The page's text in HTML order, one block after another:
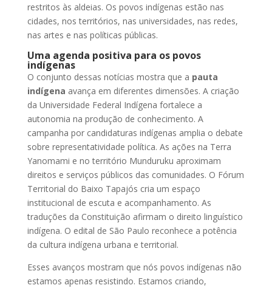
restritos às aldeias. Os povos indígenas estão nas
cidades, nos territórios, nas universidades, nas redes,
nas artes e nas políticas públicas.
Uma agenda positiva para os povos
indígenas
O conjunto dessas notícias mostra que a pauta
indígena avança em diferentes dimensões. A criação
da Universidade Federal Indígena fortalece a
autonomia na produção de conhecimento. A
campanha por candidaturas indígenas amplia o debate
sobre representatividade política. As ações na Terra
Yanomami e no território Munduruku aproximam
direitos e serviços públicos das comunidades. O Fórum
Territorial do Baixo Tapajós cria um espaço
institucional de escuta e acompanhamento. As
traduções da Constituição afirmam o direito linguístico
indígena. O edital de São Paulo reconhece a potência
da cultura indígena urbana e territorial.
Esses avanços mostram que nós povos indígenas não
estamos apenas resistindo. Estamos criando,